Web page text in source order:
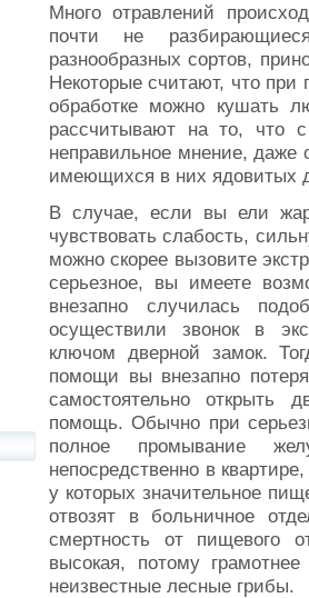
Много отравлений
почти не
разнообразных сортов,
Некоторые считают, что при
обработке можно кушать
рассчитывают на то, что
неправильное мнение,
имеющихся в них ядовитых
В случае, если вы ели
чувствовать слабость,
можно скорее вызовите
серьезное, вы имеете
внезапно случилась
осуществили звонок в
ключом дверной замок.
помощи вы внезапно
самостоятельно открыть
помощь. Обычно при
полное промывание
непосредственно в
у которых значительное
отвозят в больничное
смертность от пищевого
высокая, потому
неизвестные лесные грибы.